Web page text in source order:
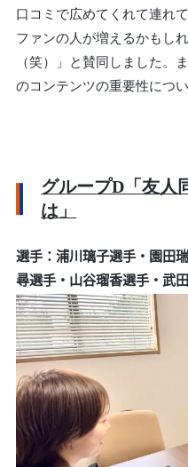
口コミで広めてくれて連れ
ファンの人が増えるかもし
（笑）」と賛同しました。
のコンテンツの重要性につ
グループD「友人
は」
選手：浦川璃子選手・園田
尋選手・山谷瑠香選手・武